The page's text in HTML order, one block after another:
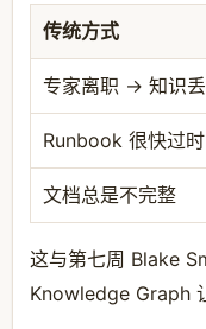
传统方式
专家离职 → 知识
Runbook 很快过时
文档总是不完整
这与第七周 Blake
Knowledge Graph